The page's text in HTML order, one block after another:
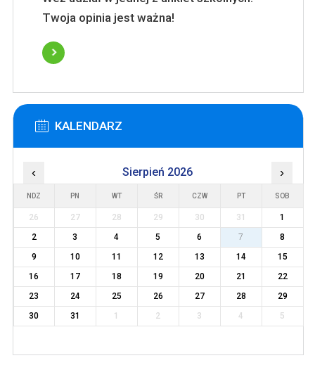
Twoja opinia jest ważna!
KALENDARZ
‹ Sierpień 2026 ›
NDZ PN WT ŚR CZW PT SOB
26 27 28 29 30 31
1
2
3 4 5 6 7
8
9
10 11 12 13 14
15
16
17 18 19 20 21
22
23
24 25 26 27 28
29
30
31 1 2 3 4 5